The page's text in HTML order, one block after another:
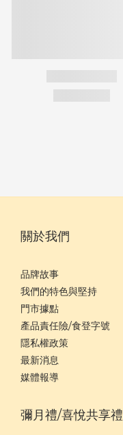
關於我們
品牌故事
我們的特色與堅持
門市據點
產品責任險/食登字號
隱私權政策
最新消息
媒體報導
彌月禮/喜悅共享禮